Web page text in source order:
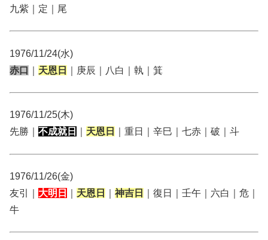
九紫｜定｜尾
1976/11/24(水)
赤口
天恩日 ｜庚辰｜八白｜執｜箕
1976/11/25(木)
先勝｜ 不成就日 天恩日 ｜重日｜辛巳｜七赤｜破｜斗
1976/11/26(金)
友引｜ 大明日 天恩日 神吉日
｜復日｜壬午｜六白｜危｜
牛